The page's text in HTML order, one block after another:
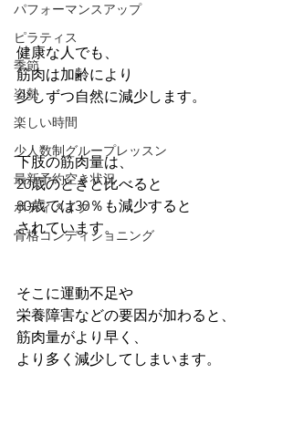
パフォーマンスアップ
ピラティス
季節
姿勢
楽しい時間
少人数制グループレッスン
最新予約空き状況
ボディメイク
骨格コンディショニング
健康な人でも、
筋肉は加齢により
少しずつ自然に減少します。
下肢の筋肉量は、
20歳のときと比べると
80歳では30％も減少すると
されています。
そこに運動不足や
栄養障害などの要因が加わると、
筋肉量がより早く、
より多く減少してしまいます。